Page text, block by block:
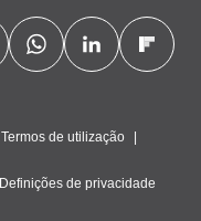
Termos de utilização
Definições de privacidade